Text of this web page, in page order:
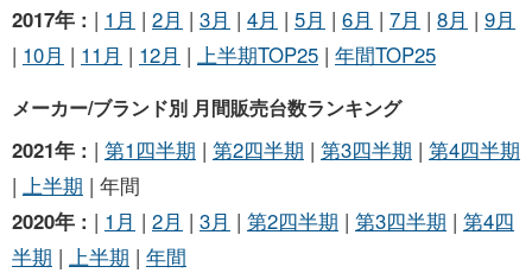
2017年 : | 1月 | 2月 | 3月 | 4月 | 5月 | 6月 | 7月 | 8月 | 9月
| 10月 | 11月 | 12月 | 上半期TOP25 | 年間TOP25
メーカー/ブランド別 月間販売台数ランキング
2021年 : | 第1四半期 | 第2四半期 | 第3四半期 | 第4四半期
| 上半期 | 年間
2020年 : | 1月 | 2月 | 3月 | 第2四半期 | 第3四半期 | 第4四
半期 | 上半期 | 年間